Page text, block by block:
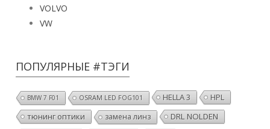
VOLVO
VW
ПОПУЛЯРНЫЕ #ТЭГИ
BMW 7 F01 OSRAM LED FOG101 HELLA 3
HPL
тюнинг оптики
замена линз
DRL NOLDEN